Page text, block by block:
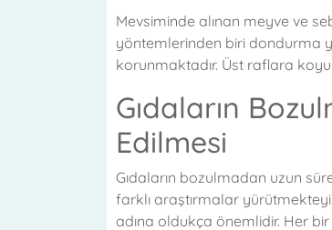
Mevsiminde alınan meyve ve
yöntemlerinden biri dondurma
korunmaktadır. Üst raflara
Gıdaların
Edilmesi
Gıdaların bozulmadan uzun
farklı araştırmalar
adına oldukça önemlidir. Her